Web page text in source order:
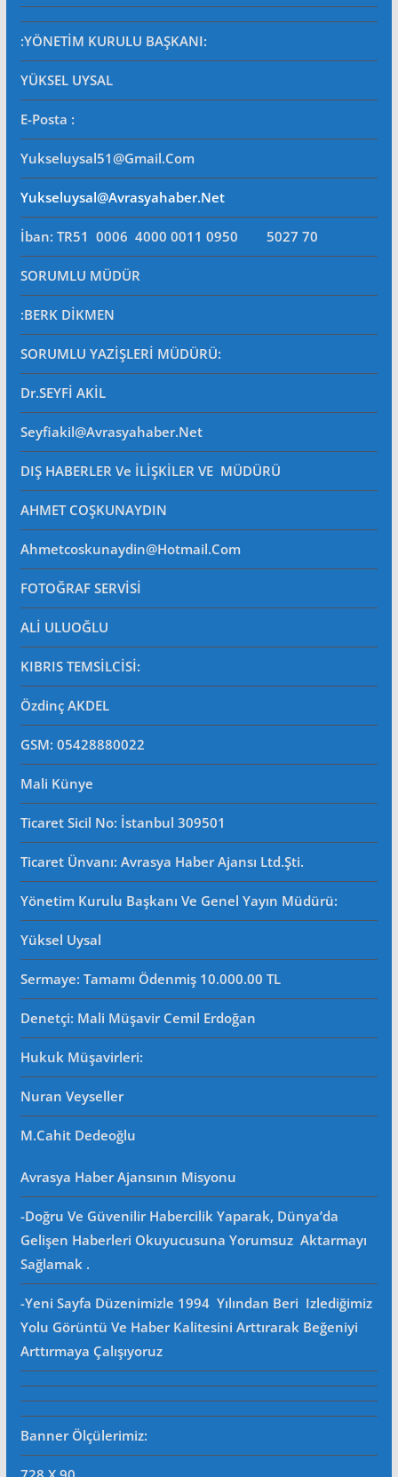
:YÖNETİM KURULU BAŞKANI:
YÜKSEL UYSAL
E-Posta :
Yukseluysal51@gmail.com
Yukseluysal@avrasyahaber.net
İban: TR51 0006 4000 0011 0950 5027 70
SORUMLU MÜDÜR
:BERK DİKMEN
SORUMLU YAZİŞLERİ MÜDÜRÜ:
Dr.SEYFİ AKİL
Seyfiakil@avrasyahaber.net
DIŞ HABERLER Ve İLİŞKİLER VE MÜDÜRÜ
AHMET COŞKUNAYDIN
Ahmetcoskunaydin@hotmail.com
FOTOĞRAF SERVİSİ
ALİ ULUOĞLU
KIBRIS TEMSİLCİSİ:
Özdinç AKDEL
GSM: 05428880022
Mali Künye
Ticaret Sicil No: İstanbul 309501
Ticaret Ünvanı: Avrasya Haber Ajansı Ltd.Şti.
Yönetim Kurulu Başkanı Ve Genel Yayın Müdürü:
Yüksel Uysal
Sermaye: Tamamı Ödenmiş 10.000.00 TL
Denetçi: Mali Müşavir Cemil Erdoğan
Hukuk Müşavirleri:
Nuran Veyseller
M.Cahit Dedeoğlu
Avrasya Haber Ajansının Misyonu
-Doğru Ve Güvenilir Habercilik Yaparak, Dünya’da
Gelişen Haberleri Okuyucusuna Yorumsuz Aktarmayı
Sağlamak .
-Yeni Sayfa Düzenimizle 1994 Yılından Beri Izlediğimiz
Yolu Görüntü Ve Haber Kalitesini Arttırarak Beğeniyi
Arttırmaya Çalışıyoruz
Banner Ölçülerimiz: